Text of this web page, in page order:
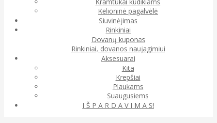
Kelioninė pagalvėlė
Siuvinėjimas
Rinkiniai
Dovanų kuponas
Rinkiniai, dovanos naujagimiui
Aksesuarai
Kita
Krepšiai
Plaukams
Suaugusiems
I Š P A R D A V I M A S!